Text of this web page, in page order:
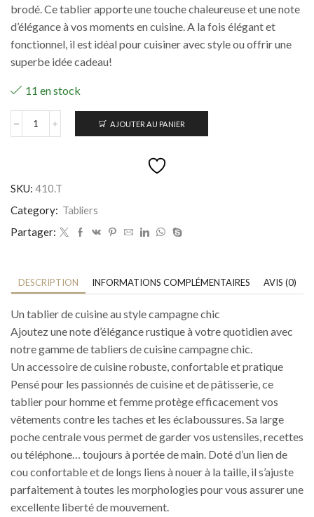
brodé. Ce tablier apporte une touche chaleureuse et une note
d’élégance à vos moments en cuisine. A la fois élégant et
fonctionnel, il est idéal pour cuisiner avec style ou offrir une
superbe idée cadeau!
11 en stock
quantité
brodé
AJOUTER AU PANIER
SKU: 410.T
Category: Tabliers
Partager:
DESCRIPTION INFORMATIONS COMPLÉMENTAIRES AVIS (0)
Un tablier de cuisine au style campagne chic
Ajoutez une note d’élégance rustique à votre quotidien avec
notre gamme de tabliers de cuisine campagne chic.
Un accessoire de cuisine robuste, confortable et pratique
Pensé pour les passionnés de cuisine et de pâtisserie, ce
tablier pour homme et femme protège efficacement vos
vêtements contre les taches et les éclaboussures. Sa large
poche centrale vous permet de garder vos ustensiles, recettes
ou téléphone… toujours à portée de main. Doté d’un lien de
cou confortable et de longs liens à nouer à la taille, il s’ajuste
parfaitement à toutes les morphologies pour vous assurer une
excellente liberté de mouvement.